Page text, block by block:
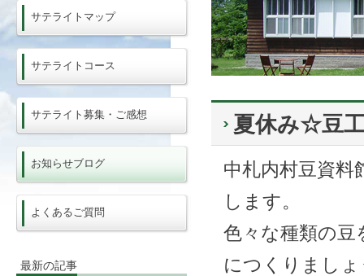
夏休み☆豆
中札内村豆資
します。
色々な種類の
につくりまし
サテライトマップ
サテライトコース
サテライト募集・ご感想
お知らせブログ
よくあるご質問
最新の記事